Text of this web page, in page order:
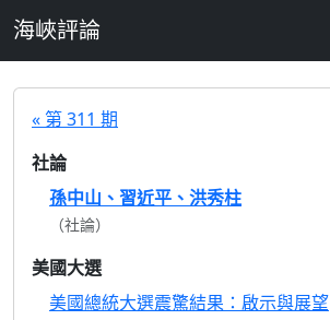
海峽評論
« 第 311 期
社論
孫中山、習近平、洪秀柱
（社論）
美國大選
美國總統大選震驚結果：啟示與展望